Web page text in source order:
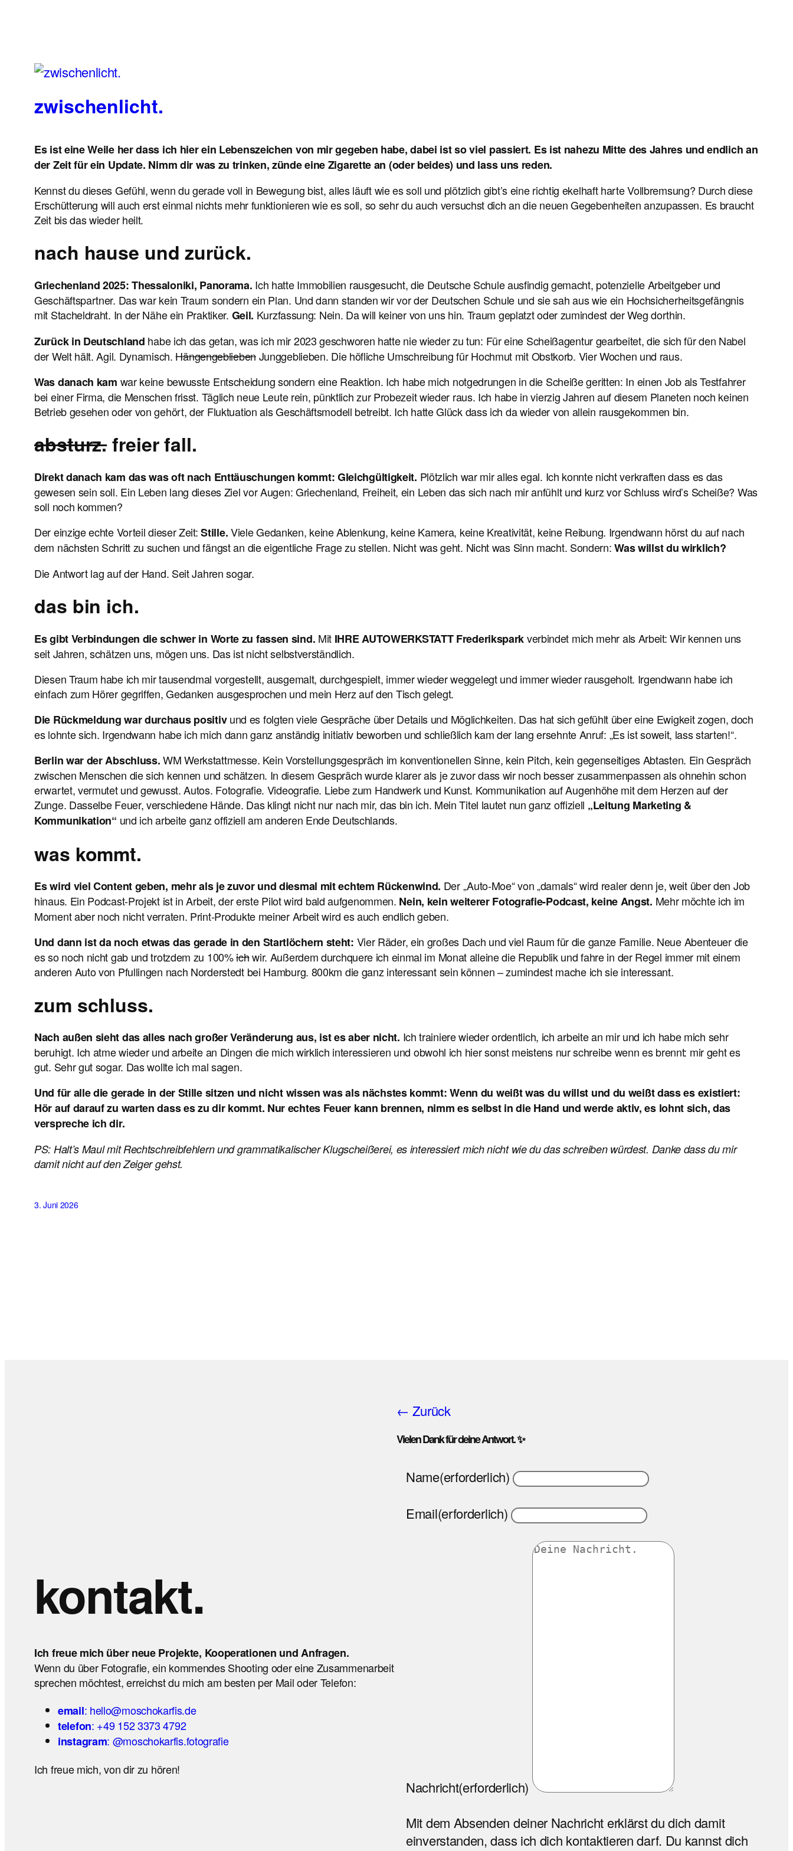
zwischenlicht.
Es ist eine Weile her dass ich hier ein Lebenszeichen von mir gegeben habe, dabei ist so viel passiert. Es ist nahezu Mitte des Jahres und endlich an
der Zeit für ein Update. Nimm dir was zu trinken, zünde eine Zigarette an (oder beides) und lass uns reden.
Kennst du dieses Gefühl, wenn du gerade voll in Bewegung bist, alles läuft wie es soll und plötzlich gibt’s eine richtig ekelhaft harte Vollbremsung? Durch diese
Erschütterung will auch erst einmal nichts mehr funktionieren wie es soll, so sehr du auch versuchst dich an die neuen Gegebenheiten anzupassen. Es braucht
Zeit bis das wieder heilt.
nach hause und zurück.
Griechenland 2025: Thessaloniki, Panorama. Ich hatte Immobilien rausgesucht, die Deutsche Schule ausfindig gemacht, potenzielle Arbeitgeber und
Geschäftspartner. Das war kein Traum sondern ein Plan. Und dann standen wir vor der Deutschen Schule und sie sah aus wie ein Hochsicherheitsgefängnis
mit Stacheldraht. In der Nähe ein Praktiker. Geil. Kurzfassung: Nein. Da will keiner von uns hin. Traum geplatzt oder zumindest der Weg dorthin.
Zurück in Deutschland habe ich das getan, was ich mir 2023 geschworen hatte nie wieder zu tun: Für eine Scheißagentur gearbeitet, die sich für den Nabel
der Welt hält. Agil. Dynamisch.HängengebliebenJunggeblieben. Die höfliche Umschreibung für Hochmut mit Obstkorb. Vier Wochen und raus.
Was danach kam war keine bewusste Entscheidung sondern eine Reaktion. Ich habe mich notgedrungen in die Scheiße geritten: In einen Job als Testfahrer
bei einer Firma, die Menschen frisst. Täglich neue Leute rein, pünktlich zur Probezeit wieder raus. Ich habe in vierzig Jahren auf diesem Planeten noch keinen
Betrieb gesehen oder von gehört, der Fluktuation als Geschäftsmodell betreibt. Ich hatte Glück dass ich da wieder von allein rausgekommen bin.
absturz.freier fall.
Direkt danach kam das was oft nach Enttäuschungen kommt: Gleichgültigkeit. Plötzlich war mir alles egal. Ich konnte nicht verkraften dass es das
gewesen sein soll. Ein Leben lang dieses Ziel vor Augen: Griechenland, Freiheit, ein Leben das sich nach mir anfühlt und kurz vor Schluss wird’s Scheiße? Was
soll noch kommen?
Der einzige echte Vorteil dieser Zeit:Stille.Viele Gedanken, keine Ablenkung, keine Kamera, keine Kreativität, keine Reibung. Irgendwann hörst du auf nach
dem nächsten Schritt zu suchen und fängst an die eigentliche Frage zu stellen. Nicht was geht. Nicht was Sinn macht. Sondern:Was willst du wirklich?
Die Antwort lag auf der Hand. Seit Jahren sogar.
das bin ich.
Es gibt Verbindungen die schwer in Worte zu fassen sind. Mit IHRE AUTOWERKSTATT Frederiksparkverbindet mich mehr als Arbeit: Wir kennen uns
seit Jahren, schätzen uns, mögen uns. Das ist nicht selbstverständlich.
Diesen Traum habe ich mir tausendmal vorgestellt, ausgemalt, durchgespielt, immer wieder weggelegt und immer wieder rausgeholt. Irgendwann habe ich
einfach zum Hörer gegriffen, Gedanken ausgesprochen und mein Herz auf den Tisch gelegt.
Die Rückmeldung war durchaus positivund es folgten viele Gespräche über Details und Möglichkeiten. Das hat sich gefühlt über eine Ewigkeit zogen, doch
es lohnte sich. Irgendwann habe ich mich dann ganz anständig initiativ beworben und schließlich kam der lang ersehnte Anruf: „Es ist soweit, lass starten!“.
Berlin war der Abschluss.WM Werkstattmesse. Kein Vorstellungsgespräch im konventionellen Sinne, kein Pitch, kein gegenseitiges Abtasten. Ein Gespräch
zwischen Menschen die sich kennen und schätzen. In diesem Gespräch wurde klarer als je zuvor dass wir noch besser zusammenpassen als ohnehin schon
erwartet, vermutet und gewusst. Autos. Fotografie. Videografie. Liebe zum Handwerk und Kunst. Kommunikation auf Augenhöhe mit dem Herzen auf der
Zunge. Dasselbe Feuer, verschiedene Hände. Das klingt nicht nur nach mir, das bin ich. Mein Titel lautet nun ganz offiziell „Leitung Marketing &
Kommunikation“ und ich arbeite ganz offiziell am anderen Ende Deutschlands.
was kommt.
Es wird viel Content geben, mehr als je zuvor und diesmal mit echtem Rückenwind. Der „Auto-Moe“ von „damals“ wird realer denn je, weit über den Job
hinaus. Ein Podcast-Projekt ist in Arbeit, der erste Pilot wird bald aufgenommen. Nein, kein weiterer Fotografie-Podcast, keine Angst. Mehr möchte ich im
Moment aber noch nicht verraten. Print-Produkte meiner Arbeit wird es auch endlich geben.
Und dann ist da noch etwas das gerade in den Startlöchern steht: Vier Räder, ein großes Dach und viel Raum für die ganze Familie. Neue Abenteuer die
es so noch nicht gab und trotzdem zu 100%ichwir. Außerdem durchquere ich einmal im Monat alleine die Republik und fahre in der Regel immer mit einem
anderen Auto von Pfullingen nach Norderstedt bei Hamburg. 800km die ganz interessant sein können – zumindest mache ich sie interessant.
zum schluss.
Nach außen sieht das alles nach großer Veränderung aus, ist es aber nicht. Ich trainiere wieder ordentlich, ich arbeite an mir und ich habe mich sehr
beruhigt. Ich atme wieder und arbeite an Dingen die mich wirklich interessieren und obwohl ich hier sonst meistens nur schreibe wenn es brennt: mir geht es
gut. Sehr gut sogar. Das wollte ich mal sagen.
Und für alle die gerade in der Stille sitzen und nicht wissen was als nächstes kommt: Wenn du weißt was du willst und du weißt dass es existiert:
Hör auf darauf zu warten dass es zu dir kommt. Nur echtes Feuer kann brennen, nimm es selbst in die Hand und werde aktiv, es lohnt sich, das
verspreche ich dir.
PS: Halt’s Maul mit Rechtschreibfehlern und grammatikalischer Klugscheißerei, es interessiert mich nicht wie du das schreiben würdest. Danke dass du mir
damit nicht auf den Zeiger gehst.
3. Juni 2026
kontakt.
Ich freue mich über neue Projekte, Kooperationen und Anfragen.
Wenn du über Fotografie, ein kommendes Shooting oder eine Zusammenarbeit
sprechen möchtest, erreichst du mich am besten per Mail oder Telefon:
email: hello@moschokarfis.de
telefon: +49 152 3373 4792
instagram: @moschokarfis.fotografie
Ich freue mich, von dir zu hören!
← Zurück
Vielen Dank für deine Antwort. ✨
Name(erforderlich)
Email(erforderlich)
Nachricht(erforderlich)
Mit dem Absenden deiner Nachricht erklärst du dich damit
einverstanden, dass ich dich kontaktieren darf. Du kannst dich